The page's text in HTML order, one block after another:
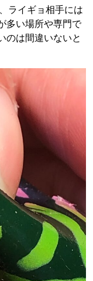
ライギョ相手には
多い場所や専門で
のは間違いないと